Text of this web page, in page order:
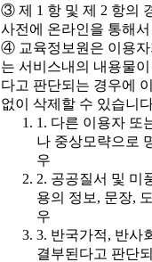
③ 제 1 항 및 제 2 항의
사전에 온라인을 통해
④ 교육정보원은 이용
는 서비스내의 내용물
다고 판단되는 경우에
없이 삭제할 수 있습니
1. 다른 이용자 또
나 중상모략으로
우
2. 공공질서 및 미
용의 정보, 문장,
우
3. 반국가적, 반사
결부된다고 판단